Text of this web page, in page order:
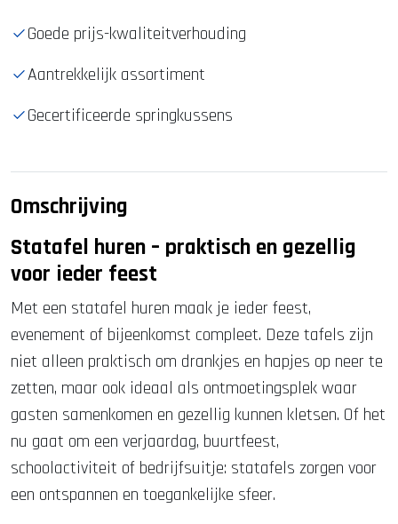
Goede prijs-kwaliteitverhouding
Aantrekkelijk assortiment
Gecertificeerde springkussens
Omschrijving
Statafel huren – praktisch en gezellig
voor ieder feest
Met een statafel huren maak je ieder feest,
evenement of bijeenkomst compleet. Deze tafels zijn
niet alleen praktisch om drankjes en hapjes op neer te
zetten, maar ook ideaal als ontmoetingsplek waar
gasten samenkomen en gezellig kunnen kletsen. Of het
nu gaat om een verjaardag, buurtfeest,
schoolactiviteit of bedrijfsuitje: statafels zorgen voor
een ontspannen en toegankelijke sfeer.